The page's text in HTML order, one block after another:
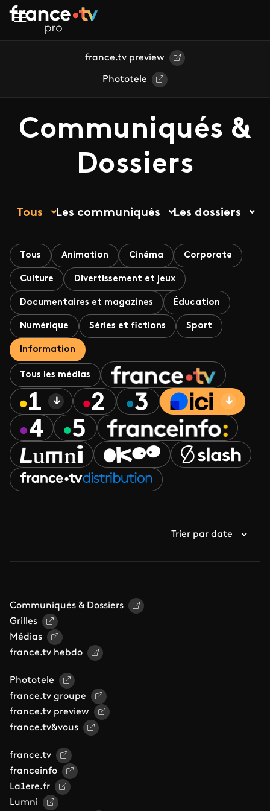
Aller au contenu principal
france.tv preview
Phototele
Communiqués &
Dossiers
Tous Les communiqués Les dossiers
Tous Animation Cinéma Corporate
Culture Divertissement et jeux
Documentaires et magazines Éducation
Numérique Séries et fictions Sport
Information
Tous les médias
Trier par date
Communiqués & Dossiers
Grilles
Médias
france.tv hebdo
Phototele
france.tv groupe
france.tv preview
france.tv&vous
france.tv
franceinfo
La1ere.fr
Lumni